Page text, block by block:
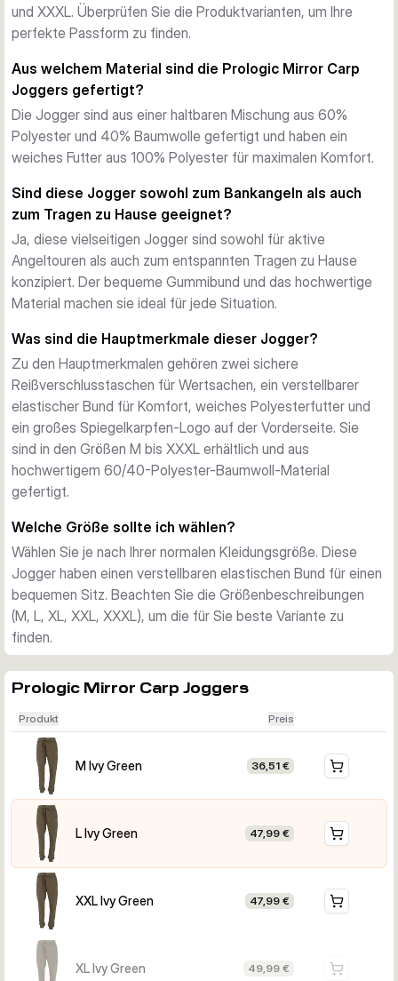
der Vorderseite prominent platziert und zeigt anderen
Anglern, wo Ihre Leidenschaft liegt.
Der verstellbare Gummibund garantiert einen bequemen Sitz
für verschiedene Körpertypen, während zwei
Reißverschlusstaschen sichere Aufbewahrung für
Wertsachen wie Handys und Portemonnaies bieten.
Erhältlich in den Größen M bis XXXL, sind diese Jogger
geeignet.
Vielseitige ganzjährige Nutzung
Entworfen für Angler, die zuverlässigen Komfort ohne
Kompromisse wollen, bieten diese Jogger einen nahtlosen
Übergang zwischen Angeltouren und alltäglichem Tragen.
Die neutrale Ivy-Grün-Farbe passt zu jedem Angeloutfit.
und XXXL. Überprüfen Sie die Produktvarianten, um Ihre
perfekte Passform zu finden.
Aus welchem Material sind die Prologic Mirror Carp
Joggers gefertigt?
Die Jogger sind aus einer haltbaren Mischung aus 60%
Polyester und 40% Baumwolle gefertigt und haben ein
weiches Futter aus 100% Polyester für maximalen Komfort.
Sind diese Jogger sowohl zum Bankangeln als auch
zum Tragen zu Hause geeignet?
Ja, diese vielseitigen Jogger sind sowohl für aktive
Angeltouren als auch zum entspannten Tragen zu Hause
konzipiert. Der bequeme Gummibund und das hochwertige
Material machen sie ideal für jede Situation.
Was sind die Hauptmerkmale dieser Jogger?
Zu den Hauptmerkmalen gehören zwei sichere
Reißverschlusstaschen für Wertsachen, ein verstellbarer
elastischer Bund für Komfort, weiches Polyesterfutter und
ein großes Spiegelkarpfen-Logo auf der Vorderseite. Sie
sind in den Größen M bis XXXL erhältlich und aus
hochwertigem 60/40-Polyester-Baumwoll-Material
gefertigt.
Welche Größe sollte ich wählen?
Wählen Sie je nach Ihrer normalen Kleidungsgröße. Diese
Jogger haben einen verstellbaren elastischen Bund für einen
bequemen Sitz. Beachten Sie die Größenbeschreibungen
(M, L, XL, XXL, XXXL), um die für Sie beste Variante zu
finden.
Prologic Mirror Carp Joggers
Produkt Preis
M Ivy Green 36,51 €
L Ivy Green 47,99 €
XXL Ivy Green 47,99 €
XL Ivy Green 49,99 €